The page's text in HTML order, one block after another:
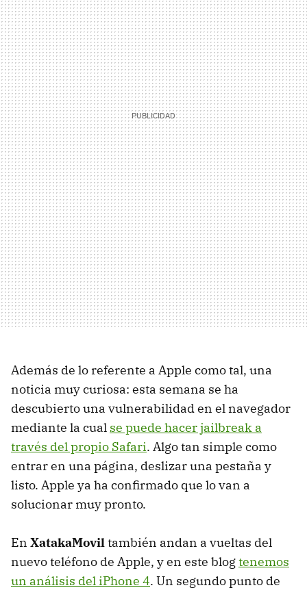
Además de lo referente a Apple como tal, una
noticia muy curiosa: esta semana se ha
descubierto una vulnerabilidad en el navegador
mediante la cual se puede hacer jailbreak a
través del propio Safari. Algo tan simple como
entrar en una página, deslizar una pestaña y
listo. Apple ya ha confirmado que lo van a
solucionar muy pronto.
En XatakaMoviltambién andan a vueltas del
nuevo teléfono de Apple, y en este blogtenemos
un análisis del iPhone 4. Un segundo punto de